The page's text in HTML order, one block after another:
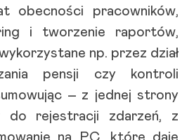
obecności pracowników,
i tworzenie raportów,
np. przez dział
pensji czy kontroli
– z jednej strony
do rejestracji zdarzeń, z
na PC, które daje